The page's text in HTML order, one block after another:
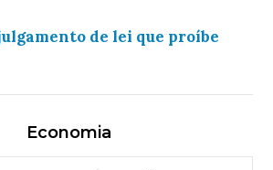
de lei que proíbe
Economia